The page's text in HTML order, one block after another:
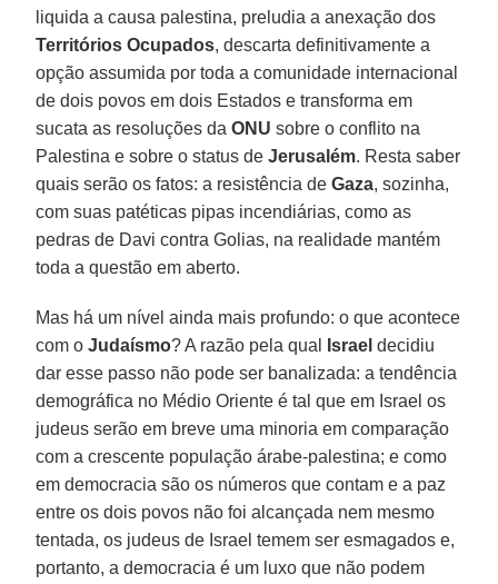
liquida a causa palestina, preludia a anexação dos
Territórios Ocupados, descarta definitivamente a
opção assumida por toda a comunidade internacional
de dois povos em dois Estados e transforma em
sucata as resoluções daONU sobre o conflito na
Palestina e sobre o status deJerusalém. Resta saber
quais serão os fatos: a resistência deGaza, sozinha,
com suas patéticas pipas incendiárias, como as
pedras de Davi contra Golias, na realidade mantém
toda a questão em aberto.
Mas há um nível ainda mais profundo: o que acontece
com oJudaísmo? A razão pela qual Israel decidiu
dar esse passo não pode ser banalizada: a tendência
demográfica no Médio Oriente é tal que em Israel os
judeus serão em breve uma minoria em comparação
com a crescente população árabe-palestina; e como
em democracia são os números que contam e a paz
entre os dois povos não foi alcançada nem mesmo
tentada, os judeus de Israel temem ser esmagados e,
portanto, a democracia é um luxo que não podem